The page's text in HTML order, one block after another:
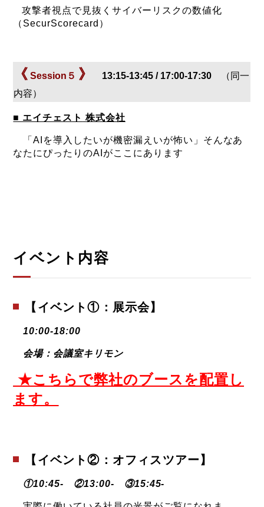
攻撃者視点で見抜くサイバーリスクの数値化
（SecurScorecard）
《 Session５ 》 13:15-13:45 / 17:00-17:30 （同一
内容）
■ エイチェスト 株式会社
「AIを導入したいが機密漏えいが怖い」そんなあ
なたにぴったりのAIがここにあります
イベント内容
【イベント①：展示会】
10:00-18:00
会場：会議室キリモン
★こちらで弊社のブースを配置し
ます。
【イベント②：オフィスツアー】
①10:45- ②13:00- ③15:45-